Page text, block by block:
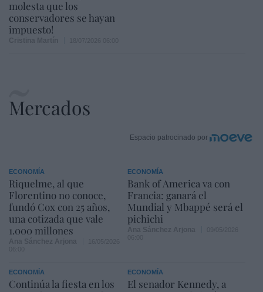
molesta que los
conservadores se hayan
impuesto!
Mercados
Espacio patrocinado por
ECONOMÍA
Riquelme, al que
Florentino no conoce,
fundó Cox con 25 años,
una cotizada que vale
1.000 millones
ECONOMÍA
Bank of America va con
Francia: ganará el
Mundial y Mbappé será el
pichichi
ECONOMÍA
Continúa la fiesta en los
ECONOMÍA
El senador Kennedy, a